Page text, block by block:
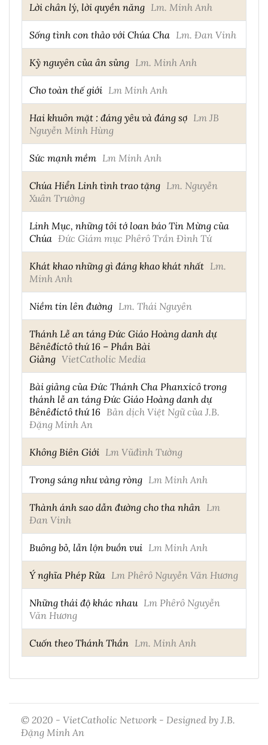
Lời chân lý, lời quyền năng Lm. Minh Anh
Sống tình con thảo với Chúa Cha Lm. Đan Vinh
Kỷ nguyên của ân sủng Lm. Minh Anh
Cho toàn thế giới Lm Minh Anh
Hai khuôn mặt : đáng yêu và đáng sợ Lm JB
Nguyễn Minh Hùng
Sức mạnh mềm Lm Minh Anh
Chúa Hiển Linh tình trao tặng Lm. Nguyễn
Xuân Trường
Linh Mục, những tôi tớ loan báo Tin Mừng của
Chúa Đức Giám mục Phêrô Trần Đình Tứ
Khát khao những gì đáng khao khát nhất Lm.
Minh Anh
Niềm tin lên đường Lm. Thái Nguyên
Thánh Lễ an táng Đức Giáo Hoàng danh dự
Bênêđíctô thứ 16 – Phần Bài
Giảng VietCatholic Media
Bài giảng của Đức Thánh Cha Phanxicô trong
thánh lễ an táng Đức Giáo Hoàng danh dự
Bênêđíctô thứ 16 Bản dịch Việt Ngữ của J.B.
Đặng Minh An
Không Biên Giới Lm Vũđình Tường
Trong sáng như vàng ròng Lm Minh Anh
Thành ánh sao dẫn đường cho tha nhân Lm
Đan Vinh
Buông bỏ, lẫn lộn buồn vui Lm Minh Anh
Ý nghĩa Phép Rửa Lm Phêrô Nguyễn Văn Hương
Những thái độ khác nhau Lm Phêrô Nguyễn
Văn Hương
Cuốn theo Thánh Thần Lm. Minh Anh
© 2020 - VietCatholic Network - Designed by J.B.
Đặng Minh An